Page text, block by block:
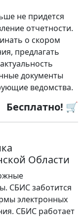
не придется
отчетности.
о скором
предлагать
документы
ведомства.
Бесплатно! 🛒
Области
СБИС заботится
электронных
СБИС работает